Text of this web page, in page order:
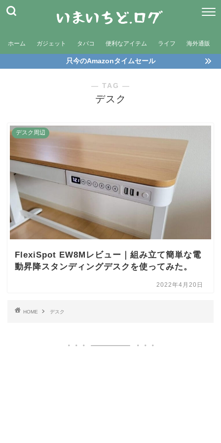
ホーム ガジェット タバコ 便利なアイテム ライフ 海外通販
只今のAmazonタイムセール
― TAG ―
デスク
デスク周辺
FlexiSpot EW8Mレビュー｜組み立て簡単な電
動昇降スタンディングデスクを使ってみた。
2022年4月20日
HOME デスク